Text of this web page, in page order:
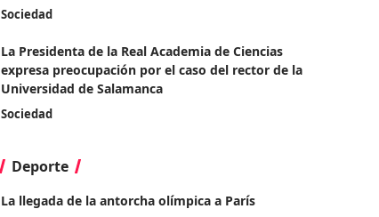
Sociedad
La Presidenta de la Real Academia de Ciencias
expresa preocupación por el caso del rector de la
Universidad de Salamanca
Sociedad
Deporte
La llegada de la antorcha olímpica a París